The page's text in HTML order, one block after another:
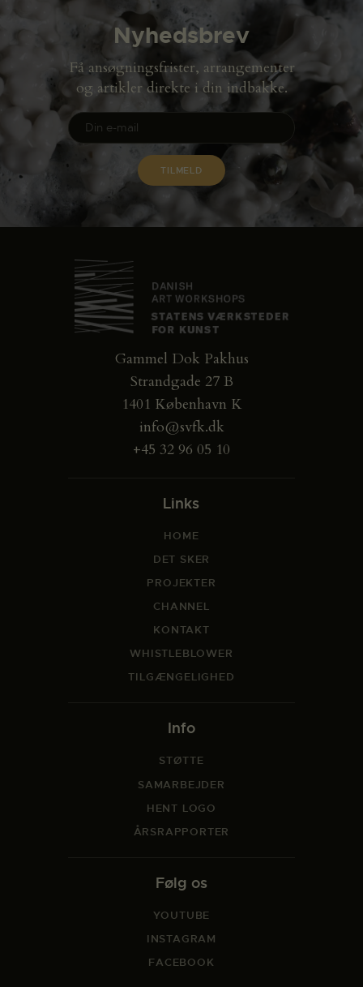
Nyhedsbrev
Få ansøgningsfrister, arrangementer
og artikler direkte i din indbakke.
Gammel Dok Pakhus
Strandgade 27 B
1401 København K
info@svfk.dk
+45 32 96 05 10
Links
HOME
DET SKER
PROJEKTER
CHANNEL
KONTAKT
WHISTLEBLOWER
TILGÆNGELIGHED
Info
STØTTE
SAMARBEJDER
HENT LOGO
ÅRSRAPPORTER
Følg os
YOUTUBE
INSTAGRAM
FACEBOOK